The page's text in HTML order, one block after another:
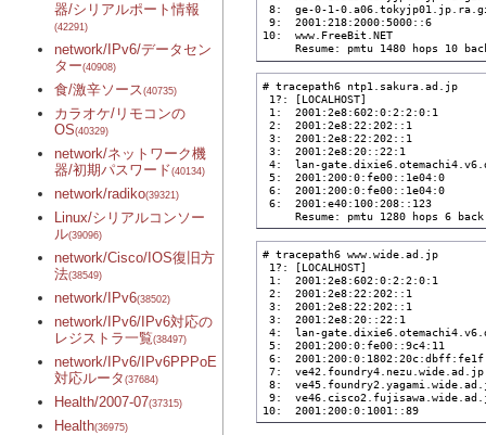
器/シリアルポート情報
(42291)
network/IPv6/データセン
ター(40908)
食/激辛ソース (40735)
カラオケ/リモコンの
OS(40329)
network/ネットワーク機
器/初期パスワード(40134)
network/radiko(39321)
Linux/シリアルコンソー
ル(39096)
network/Cisco/IOS復旧方
法(38549)
network/IPv6(38502)
network/IPv6/IPv6対応の
レジストラ一覧(38497)
network/IPv6/IPv6PPPoE
対応ルータ (37684)
Health/2007-07(37315)
Health(36975)
8:  ge-0-1-
9:  2001:218:2000:5000::6
10:  www.FreeBit.NET
Resume: pmtu 1480 hops 10
# tracepath6 ntp1.sakura.ad.jp
1?: [LOCALHOST]
1:  2001:2e8:602:0:2:2:0:1
2:  2001:2e8:22:202::1
3:  2001:2e8:22:202::1
3:  2001:2e8:20::22:1
4:  lan-
5:  2001:200:0:fe00::1e04:0
6:  2001:200:0:fe00::1e04:0
6:  2001:e40:100:208::123
Resume: pmtu 1280 hops 6 back
# tracepath6 www.wide.ad.jp
1?: [LOCALHOST]
1:  2001:2e8:602:0:2:2:0:1
2:  2001:2e8:22:202::1
3:  2001:2e8:22:202::1
3:  2001:2e8:20::22:1
4:  lan-
5:  2001:200:0:fe00::9c4:11
6:
7:
8:
9:
10:  2001:200:0:1001::89